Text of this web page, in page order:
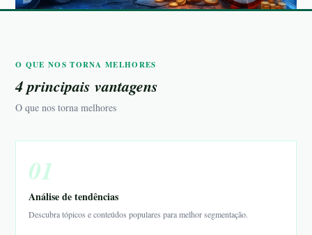
O QUE NOS TORNA MELHORES
4 principais vantagens
O que nos torna melhores
01
Análise de tendências
Descubra tópicos e conteúdos populares para melhor segmentação.